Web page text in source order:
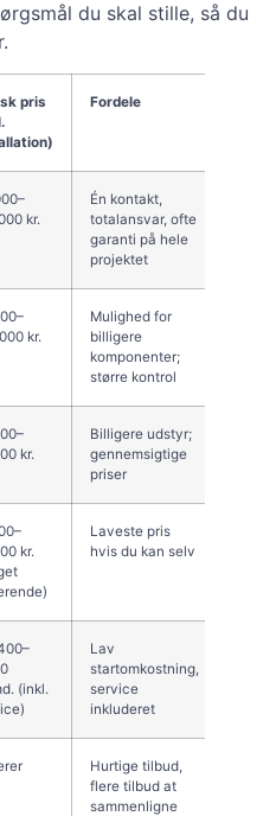
du skal stille, så du
pris
Fordele
kr.
Én kontakt,
totalansvar, ofte
garanti på hele
projektet
kr.
Mulighed for
billigere
komponenter;
større kontrol
kr.
Billigere udstyr;
gennemsigtige
priser
kr.
Laveste pris
hvis du kan selv
(inkl.
Lav
startomkostning,
service
inkluderet
Hurtige tilbud,
flere tilbud at
sammenligne